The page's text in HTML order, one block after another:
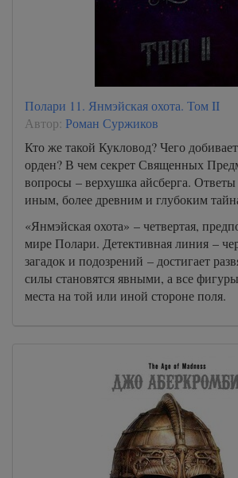
Полари 11. Янмэйская охота. Том II
Автор: Роман Суржиков
Кто же такой Кукловод? Чего
орден? В чем секрет Священных
вопросы – верхушка айсберга.
иным, более древним и глубоким
«Янмэйская охота» – четвертая,
мире Полари. Детективная линия –
загадок и подозрений – достигает
силы становятся явными, а все
места на той или иной стороне поля.